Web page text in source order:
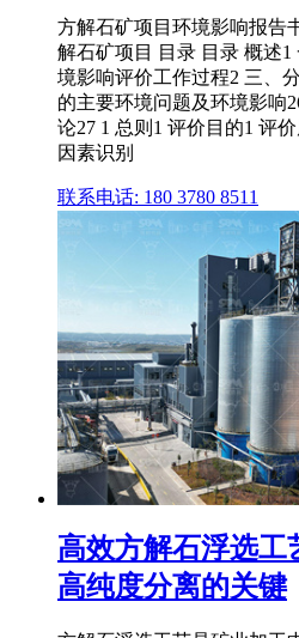
方解石矿项目环境影响报告
解石矿项目 目录 目录 概述
境影响评价工作过程2 三、
的主要环境问题及环境影响
论27 1 总则1 评价目的1 评
因素识别
联系电话: 180 3780 8511
高效方解石浮选工
高纯度分离的关键